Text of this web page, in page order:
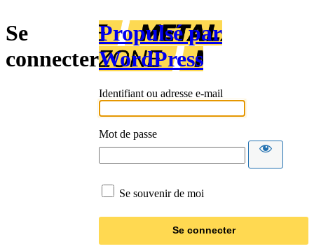
Se
connecter
Propulsé par
WordPress
Identifiant ou adresse e-mail
Mot de passe
Se souvenir de moi